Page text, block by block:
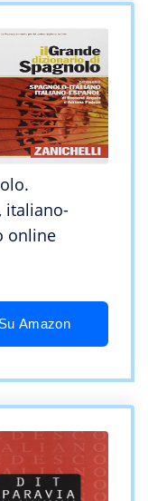
italiano-
online
Amazon